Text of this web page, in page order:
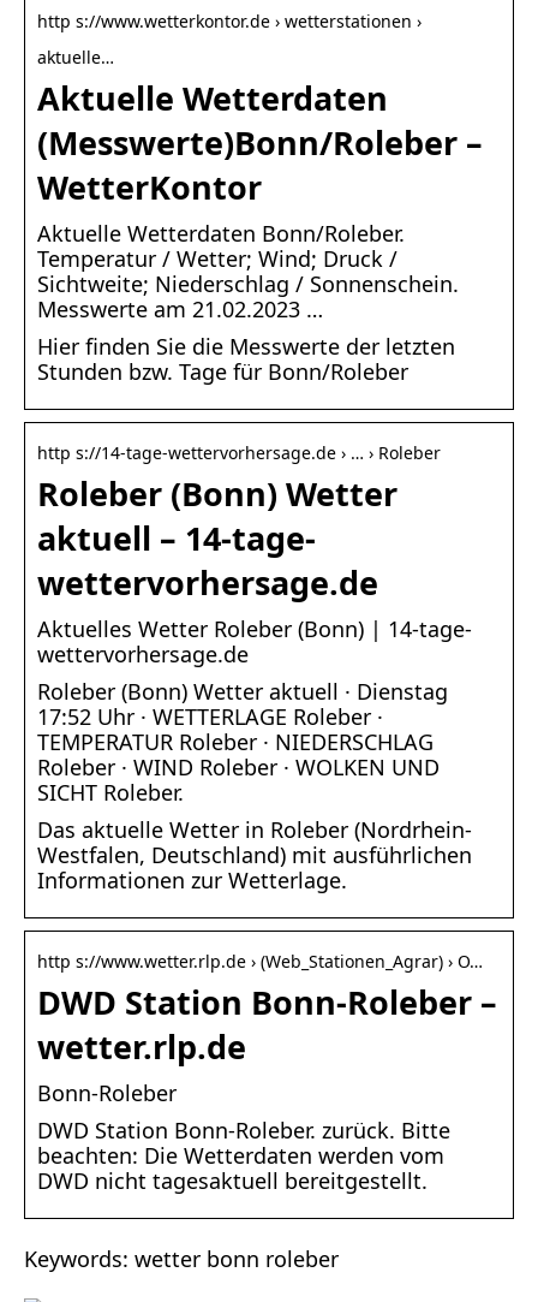
http s://www.wetterkontor.de › wetterstationen ›
aktuelle…
Aktuelle Wetterdaten
(Messwerte)Bonn/Roleber –
WetterKontor
Aktuelle Wetterdaten Bonn/Roleber.
Temperatur / Wetter; Wind; Druck /
Sichtweite; Niederschlag / Sonnenschein.
Messwerte am 21.02.2023 …
Hier finden Sie die Messwerte der letzten
Stunden bzw. Tage für Bonn/Roleber
http s://14-tage-wettervorhersage.de › … › Roleber
Roleber (Bonn) Wetter
aktuell – 14-tage-
wettervorhersage.de
Aktuelles Wetter Roleber (Bonn) | 14-tage-
wettervorhersage.de
Roleber (Bonn) Wetter aktuell · Dienstag
17:52 Uhr · WETTERLAGE Roleber ·
TEMPERATUR Roleber · NIEDERSCHLAG
Roleber · WIND Roleber · WOLKEN UND
SICHT Roleber.
Das aktuelle Wetter in Roleber (Nordrhein-
Westfalen, Deutschland) mit ausführlichen
Informationen zur Wetterlage.
http s://www.wetter.rlp.de › (Web_Stationen_Agrar) › O…
DWD Station Bonn-Roleber –
wetter.rlp.de
Bonn-Roleber
DWD Station Bonn-Roleber. zurück. Bitte
beachten: Die Wetterdaten werden vom
DWD nicht tagesaktuell bereitgestellt.
Keywords: wetter bonn roleber